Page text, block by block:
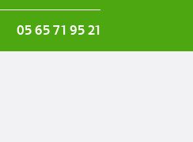
05 65 71 95 21